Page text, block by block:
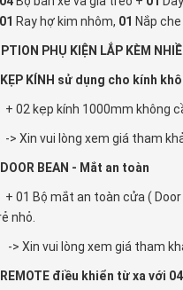
01 Ray hợ kim nhôm, 01 Nắp
PHỤ KIỆN LẮP KÈM
KÍNH sử dụng cho kính
+ 02 kẹp kính 1000mm không
-> Xin vui lòng xem giá tham
BEAN - Mắt an toàn
+ 01 Bộ mắt an toàn cửa ( Door
nhỏ.
-> Xin vui lòng xem giá tham
điều khiển từ xa với